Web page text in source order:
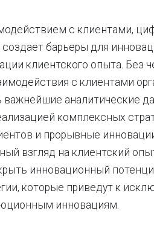
с клиентами,
барьеры для
клиентского опыта. Без
с клиентами
аналитические
комплексных
и прорывные
взгляд на клиентский
инновационный
которые приведут к
инновациям.